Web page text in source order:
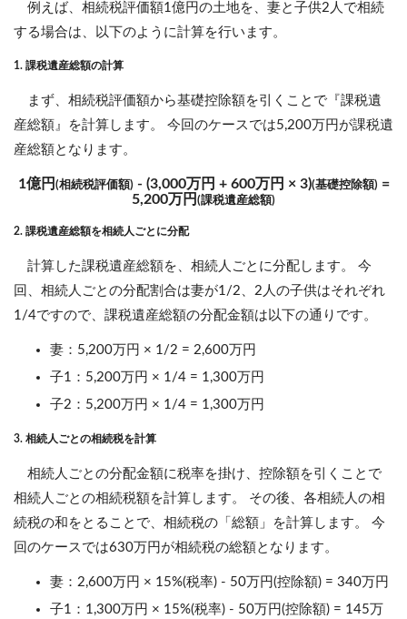
例えば、相続税評価額1億円の土地を、妻と子供2人で相続
する場合は、以下のように計算を行います。
1. 課税遺産総額の計算
まず、相続税評価額から基礎控除額を引くことで『課税遺
産総額』を計算します。 今回のケースでは5,200万円が課税遺
産総額となります。
1億円 (相続税評価額) - (3,000万円 + 600万円 × 3)(基礎控除額) =
5,200万円 (課税遺産総額)
2. 課税遺産総額を相続人ごとに分配
計算した課税遺産総額を、相続人ごとに分配します。 今
回、相続人ごとの分配割合は妻が1/2、2人の子供はそれぞれ
1/4ですので、課税遺産総額の分配金額は以下の通りです。
妻：5,200万円 × 1/2 = 2,600万円
子1：5,200万円 × 1/4 = 1,300万円
子2：5,200万円 × 1/4 = 1,300万円
3. 相続人ごとの相続税を計算
相続人ごとの分配金額に税率を掛け、控除額を引くことで
相続人ごとの相続税額を計算します。 その後、各相続人の相
続税の和をとることで、相続税の「総額」を計算します。 今
回のケースでは630万円が相続税の総額となります。
妻：2,600万円 × 15%(税率) - 50万円(控除額) = 340万円
子1：1,300万円 × 15%(税率) - 50万円(控除額) = 145万